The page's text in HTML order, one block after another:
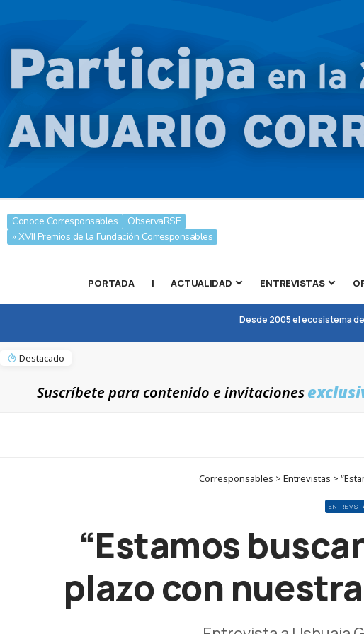
Conoce Corresponsables
ObservaRSE
» XVII Premios de la Fundación Corresponsables
PORTADA | ACTUALIDAD ENTREVISTAS
Desde 2005 el ecosistema
Destacado
Suscríbete para contenido e invitaciones
Corresponsables > Entrevistas >
“Estamos
plazo con